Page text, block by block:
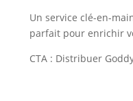
Un service clé-en-
parfait pour enrichir
CTA : Distribuer